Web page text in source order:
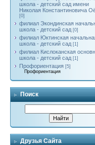
школа - детский сад имени
Николая Константиновича
[0]
филиал Экондинская
школа - детский сад [0]
филиал Юктинская
школа - детский сад [1]
филиал Кислоканская
школа - детский сад [1]
Профориентация [5]
Профориентация
Поиск
Друзья Сайта